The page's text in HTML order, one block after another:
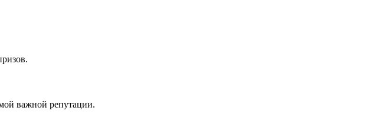
важной репутации.